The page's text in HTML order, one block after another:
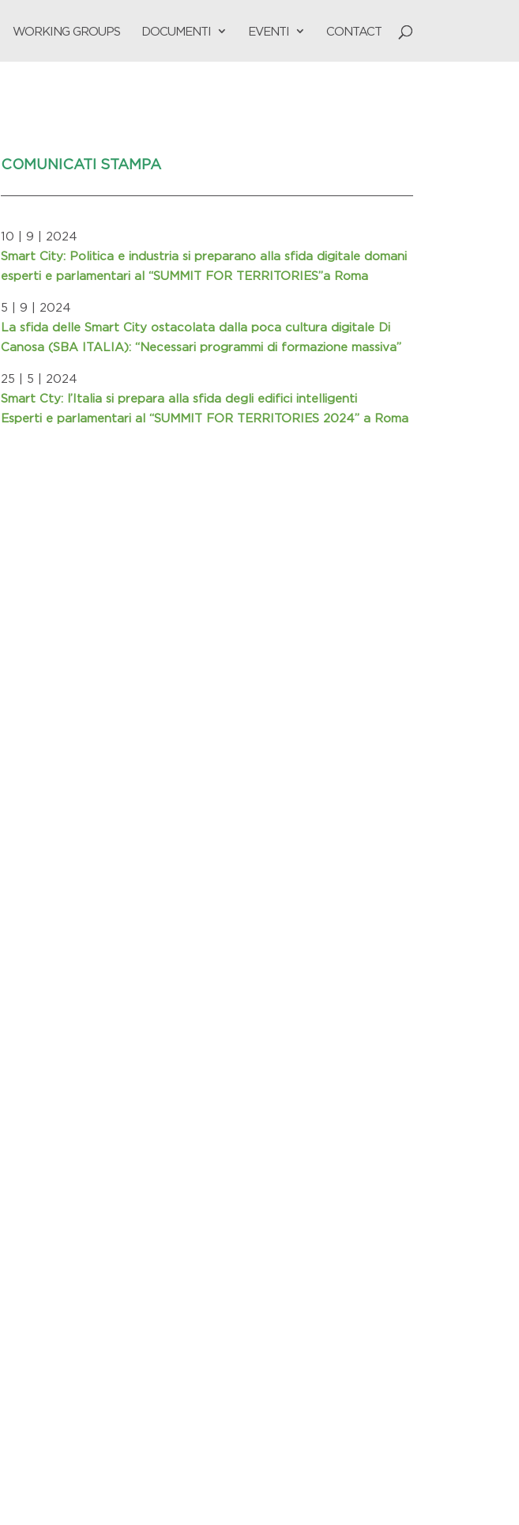
WORKING GROUPS DOCUMENTI EVENTI CONTACT
COMUNICATI STAMPA
10 | 9 | 2024
Smart City: Politica e industria si preparano alla sfida digitale domani
esperti e parlamentari al “SUMMIT FOR TERRITORIES”a Roma
5 | 9 | 2024
La sfida delle Smart City ostacolata dalla poca cultura digitale Di
Canosa (SBA ITALIA): “Necessari programmi di formazione massiva”
25 | 5 | 2024
Smart Cty: l’Italia si prepara alla sfida degli edifici intelligenti
Esperti e parlamentari al “SUMMIT FOR TERRITORIES 2024” a Roma